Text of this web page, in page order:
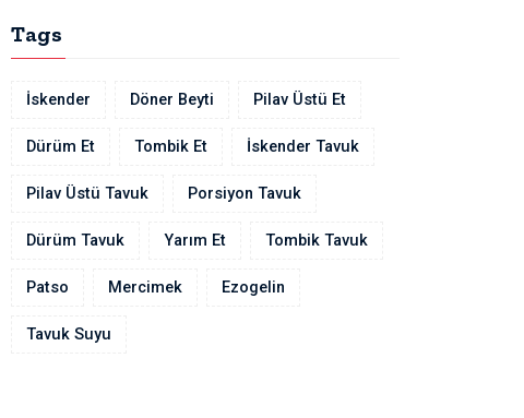
Tags
İskender Döner Beyti Pilav Üstü Et
Dürüm Et Tombik Et İskender Tavuk
Pilav Üstü Tavuk Porsiyon Tavuk
Dürüm Tavuk Yarım Et Tombik Tavuk
Patso Mercimek Ezogelin
Tavuk Suyu